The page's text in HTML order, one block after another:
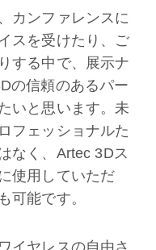
カンファレンスに
スを受けたり、ご
する中で、展示ナ
の信頼のあるパー
いと思います。未
フェッショナルた
なく、Artec 3Dス
使用していただ
可能です。
イヤレスの自由さ